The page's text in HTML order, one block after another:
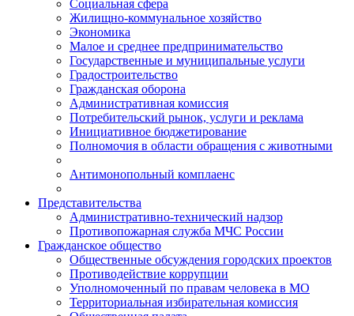
Социальная сфера
Жилищно-коммунальное хозяйство
Экономика
Малое и среднее предпринимательство
Государственные и муниципальные услуги
Градостроительство
Гражданская оборона
Административная комиссия
Потребительский рынок, услуги и реклама
Инициативное бюджетирование
Полномочия в области обращения с животными
Антимонопольный комплаенс
Представительства
Административно-технический надзор
Противопожарная служба МЧС России
Гражданское общество
Общественные обсуждения городских проектов
Противодействие коррупции
Уполномоченный по правам человека в МО
Территориальная избирательная комиссия